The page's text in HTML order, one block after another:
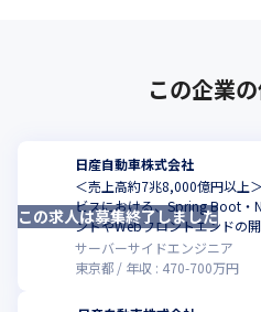
この企業
日産自動車株式会社
＜売上高約7兆8,000億円以上
ビスにおける、Spring Boot・
ンドやWebフロントエンドの
サーバーサイドエンジニア
東京都
年収 : 470-700万円
この求人は募集終了しました